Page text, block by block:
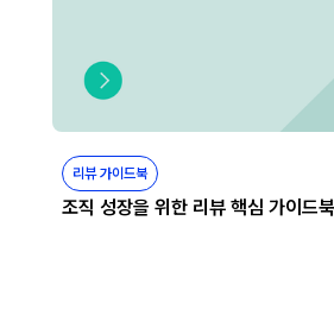
리뷰 가이드북
조직 성장을 위한 리뷰 핵심 가이드북